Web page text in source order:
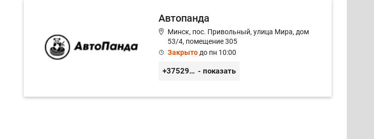
Автопанда
Минск, пос. Привольный, улица Мира, дом
53/4, помещение 305
Закрытодо пн 10:00
+375296605852 - показать